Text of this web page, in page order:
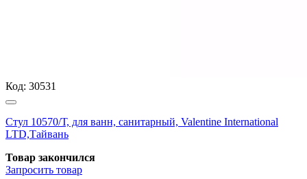
Код: 30531
Стул 10570/Т, для ванн, санитарный, Valentine International
LTD,Тайвань
Товар закончился
Запросить товар